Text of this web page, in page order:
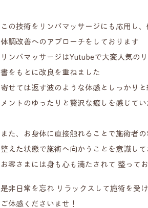
この技術をリンパマッサージにも応用し
体調改善へのアプローチをしております
リンパマッサージはYutubeで大変人気の
書をもとに改良を重ねました
寄せては返す波のような体感としっかり
メントのゆったりと贅沢な癒しを感じて
また、お身体に直接触れることで施術者
整えた状態で施術へ向かうことを意識して
お客さまには身も心も満たされて 整って
是非日常を忘れ リラックスして施術を受
ご体感くださいませ！